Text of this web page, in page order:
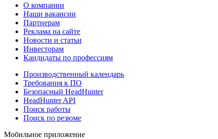
О компании
Наши вакансии
Партнерам
Реклама на сайте
Новости и статьи
Инвесторам
Кандидаты по профессиям
Производственный календарь
Требования к ПО
Безопасный HeadHunter
HeadHunter API
Поиск работы
Поиск по резюме
Мобильное приложение